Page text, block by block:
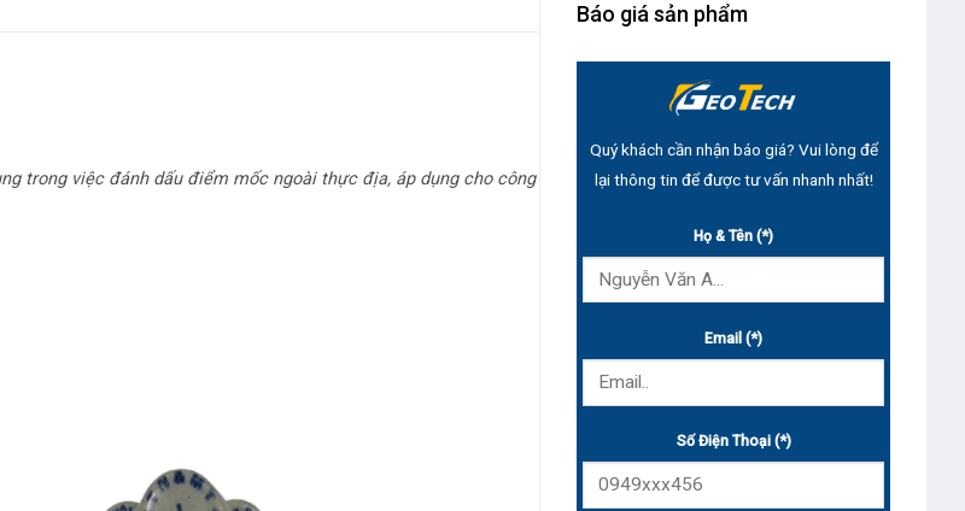
Báo giá sản phẩm
Quý khách cần nhận báo giá? Vui lòng để
lại thông tin để được tư vấn nhanh nhất!
Họ & Tên (*)
Email (*)
Số Điện Thoại (*)
trong việc đánh dấu điểm mốc ngoài thực địa, áp dụng cho công